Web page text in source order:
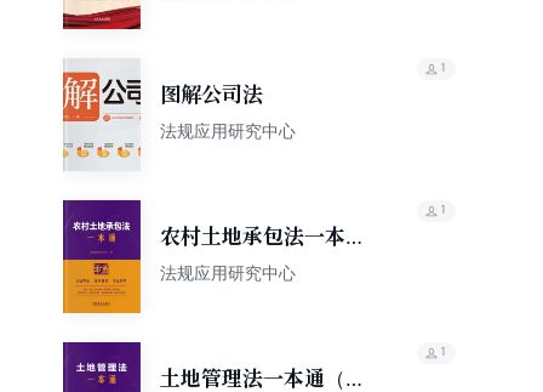
图解公司法
法规应用研究中心
1
农村土地承包法一本通
（第10版）
法规应用研究中心
1
土地管理法一本通（第
1